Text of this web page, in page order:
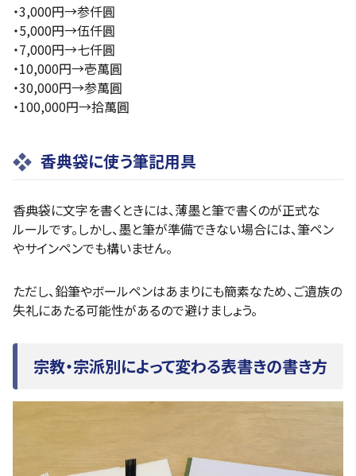
・3,000円→参仟圓
・5,000円→伍仟圓
・7,000円→七仟圓
・10,000円→壱萬圓
・30,000円→参萬圓
・100,000円→拾萬圓
香典袋に使う筆記用具
香典袋に文字を書くときには、薄墨と筆で書くのが正式な
ルールです。しかし、墨と筆が準備できない場合には、筆ペン
やサインペンでも構いません。
ただし、鉛筆やボールペンはあまりにも簡素なため、ご遺族の
失礼にあたる可能性があるので避けましょう。
宗教・宗派別によって変わる表書きの書き方